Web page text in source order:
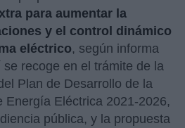
para aumentar la
y el control dinámico
eléctrico, según informa
recoge en el trámite de la
Plan de Desarrollo de la
Energía Eléctrica 2021-2026,
pública, y la propuesta